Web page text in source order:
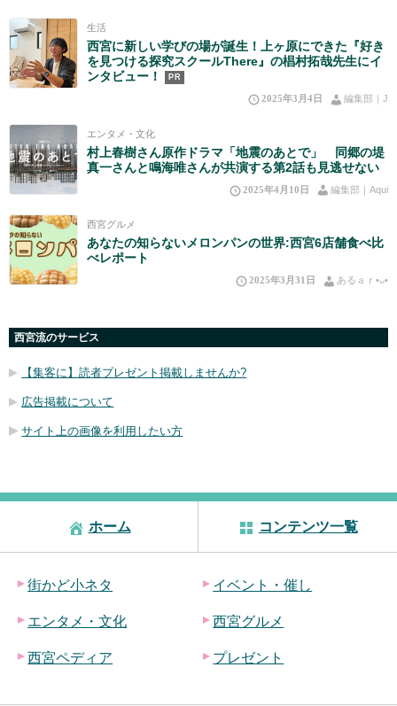
生活
西宮に新しい学びの場が誕生！上ヶ原にできた『好き
を見つける探究スクールThere』の椙村拓哉先生にイ
ンタビュー！
PR
2025年3月4日 編集部｜J
エンタメ・文化
村上春樹さん原作ドラマ「地震のあとで」 同郷の堤
真一さんと鳴海唯さんが共演する第2話も見逃せない
2025年4月10日 編集部｜Aqui
西宮グルメ
あなたの知らないメロンパンの世界:西宮6店舗食べ比
べレポート
2025年3月31日 あるａｒ•⁠ᴗ⁠•⁠
西宮流のサービス
【集客に】読者プレゼント掲載しませんか?
広告掲載について
サイト上の画像を利用したい方
ホーム コンテンツ一覧
街かど小ネタ イベント・催し
エンタメ・文化 西宮グルメ
西宮ペディア プレゼント